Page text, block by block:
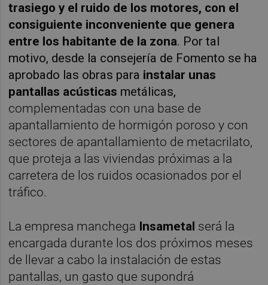
trasiego y el ruido de los motores, con el
consiguiente inconveniente que genera
entre los habitante de la zona. Por tal
motivo, desde la consejería de Fomento se ha
aprobado las obras para instalar unas
pantallas acústicas metálicas,
complementadas con una base de
apantallamiento de hormigón poroso y con
sectores de apantallamiento de metacrilato,
que proteja a las viviendas próximas a la
carretera de los ruidos ocasionados por el
tráfico.
La empresa manchega Insametal será la
encargada durante los dos próximos meses
de llevar a cabo la instalación de estas
pantallas, un gasto que supondrá